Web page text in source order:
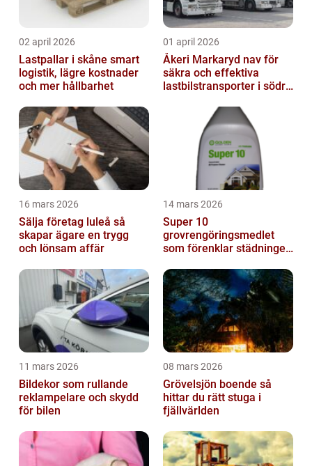
02 april 2026
Lastpallar i skåne smart
logistik, lägre kostnader
och mer hållbarhet
01 april 2026
Åkeri Markaryd nav för
säkra och effektiva
lastbilstransporter i södra
16 mars 2026
Sälja företag luleå så
skapar ägare en trygg
och lönsam affär
14 mars 2026
Super 10
grovrengöringsmedlet
som förenklar städningen
11 mars 2026
Bildekor som rullande
reklampelare och skydd
för bilen
08 mars 2026
Grövelsjön boende så
hittar du rätt stuga i
fjällvärlden